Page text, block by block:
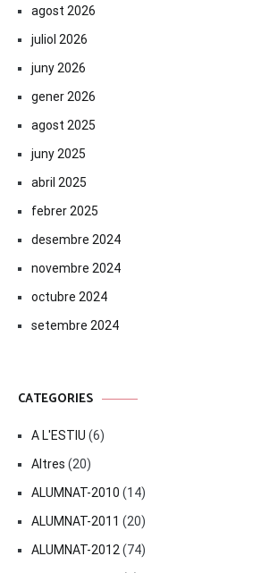
agost 2026
juliol 2026
juny 2026
gener 2026
agost 2025
juny 2025
abril 2025
febrer 2025
desembre 2024
novembre 2024
octubre 2024
setembre 2024
CATEGORIES
A L'ESTIU (6)
Altres (20)
ALUMNAT-2010 (14)
ALUMNAT-2011 (20)
ALUMNAT-2012 (74)